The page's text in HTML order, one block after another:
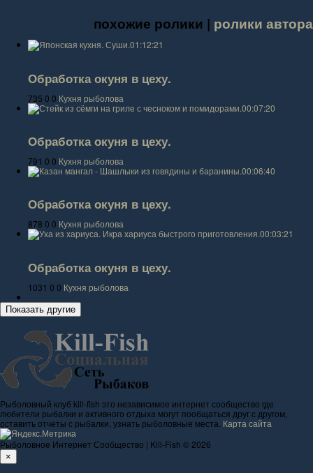
похожие ролики | ролики автора
01:12:21
Обработка окуня в цеху.
735 0 0 Кухня рыболова
00:07:20
Обработка окуня в цеху.
791 0 0 Кухня рыболова
00:06:40
Обработка окуня в цеху.
878 0 0 Кухня рыболова
00:03:21
Обработка окуня в цеху.
1031 0 0 Кухня рыболова
Рыболовный клуб kill-fish это независимое интернет сообщество где
любители рыбалки и активного отдыха могут пообщаться друг с другом,
оставить отчеты с рыбалки, узнать рыболовные места. Карта сайта
Рыболовное Интернет Сообщество | Kill-Fish © 2026
×